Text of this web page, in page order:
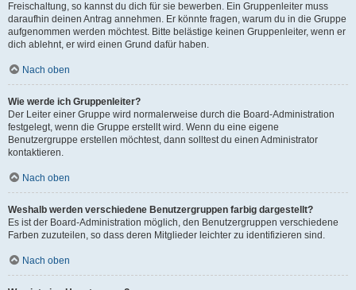
Freischaltung, so kannst du dich für sie bewerben. Ein Gruppenleiter muss
daraufhin deinen Antrag annehmen. Er könnte fragen, warum du in die Gruppe
aufgenommen werden möchtest. Bitte belästige keinen Gruppenleiter, wenn er
dich ablehnt, er wird einen Grund dafür haben.
Nach oben
Wie werde ich Gruppenleiter?
Der Leiter einer Gruppe wird normalerweise durch die Board-Administration
festgelegt, wenn die Gruppe erstellt wird. Wenn du eine eigene
Benutzergruppe erstellen möchtest, dann solltest du einen Administrator
kontaktieren.
Nach oben
Weshalb werden verschiedene Benutzergruppen farbig dargestellt?
Es ist der Board-Administration möglich, den Benutzergruppen verschiedene
Farben zuzuteilen, so dass deren Mitglieder leichter zu identifizieren sind.
Nach oben